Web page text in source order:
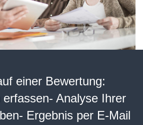
einer Bewertung:
Analyse Ihrer
Ergebnis per E-Mail